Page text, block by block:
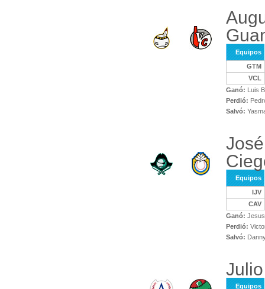
Equipos
GTM
VCL
Ganó: Luis
Perdió:
Salvó:
Equipos
IJV
CAV
Ganó:
Perdió:
Salvó:
Equipos